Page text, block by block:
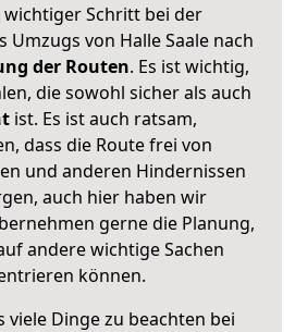
wichtiger Schritt bei der
von Halle Saale nach
der Routen. Es ist wichtig,
die sowohl sicher als auch
ist. Es ist auch ratsam,
dass die Route frei von
und anderen Hindernissen
auch hier haben wir
gerne die Planung,
andere wichtige Sachen
können.
viele Dinge zu beachten bei